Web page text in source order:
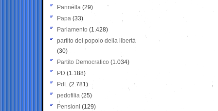
Pannella (29)
Papa (33)
Parlamento (1.428)
partito del popolo della libertà
(30)
Partito Democratico (1.034)
PD (1.188)
PdL (2.781)
pedofilia (25)
Pensioni (129)